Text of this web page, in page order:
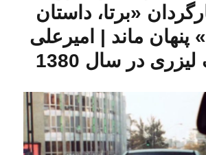
«برتا، داستان
پنهان ماند | امیر‌علی
در سال 1380